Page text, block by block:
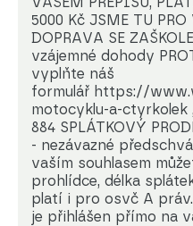
5000 Kč JSME TU
DOPRAVA SE
vzájemné dohody
vyplňte náš
formulář https://
motocyklu-a-ctyrkolek
884 SPLÁTKOVÝ
- nezávazné
vaším souhlasem
prohlídce, délka
platí i pro osvč A
je přihlášen přímo na